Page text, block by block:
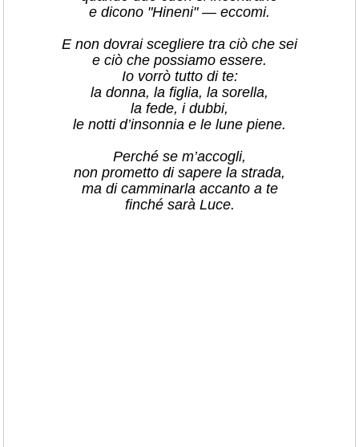
e dicono "Hineni" — eccomi.
E non dovrai scegliere tra ciò che sei
e ciò che possiamo essere.
Io vorrò tutto di te:
la donna, la figlia, la sorella,
la fede, i dubbi,
le notti d’insonnia e le lune piene.
Perché se m’accogli,
non prometto di sapere la strada,
ma di camminarla accanto a te
finché sarà Luce.